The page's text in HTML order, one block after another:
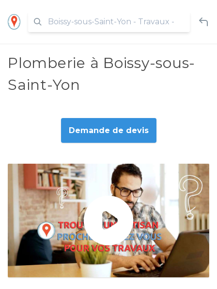
Plomberie à Boissy-sous-
Saint-Yon
Demande de devis